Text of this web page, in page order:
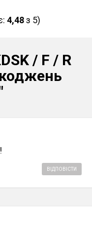
4,48з 5)
/ F / R
ВІДПОВІСТИ